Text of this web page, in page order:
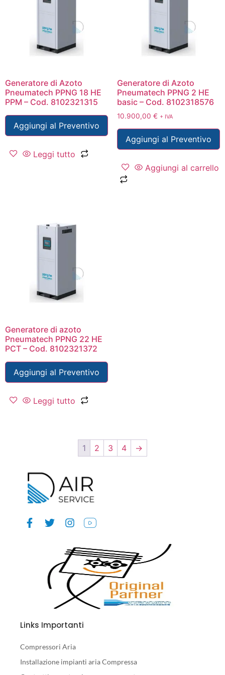
Generatore di Azoto
Pneumatech PPNG 18 HE
PPM – Cod. 8102321315
Aggiungi al Preventivo
Leggi tutto
Generatore di Azoto
Pneumatech PPNG 2 HE
basic – Cod. 8102318576
10.900,00 € + IVA
Aggiungi al Preventivo
Aggiungi al carrello
Generatore di azoto
Pneumatech PPNG 22 HE
PCT – Cod. 8102321372
Aggiungi al Preventivo
Leggi tutto
1 2 3 4 →
Links Importanti
Compressori Aria
Installazione impianti aria Compressa